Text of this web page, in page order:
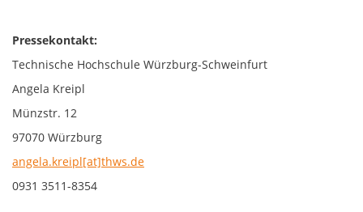
Pressekontakt:
Technische Hochschule Würzburg-Schweinfurt
Angela Kreipl
Münzstr. 12
97070 Würzburg
angela.kreipl[at]thws.de
0931 3511-8354